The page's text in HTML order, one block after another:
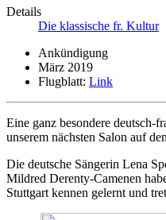
Details
Die klassische fr. Kultur
Ankündigung
März 2019
Flugblatt: Link
Eine ganz besondere deutsch-
unserem nächsten Salon auf
Die deutsche Sängerin Lena
Mildred Derenty-Camenen
Stuttgart kennen gelernt und